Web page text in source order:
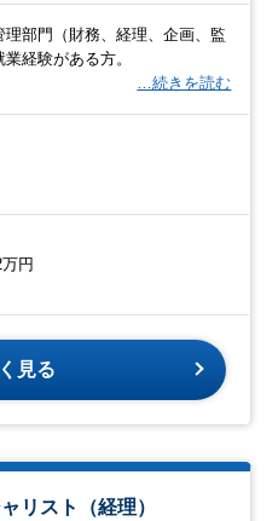
理部門（財務、経理、企画、監
経験がある方。
…続きを読む
円
見る
リスト（経理）